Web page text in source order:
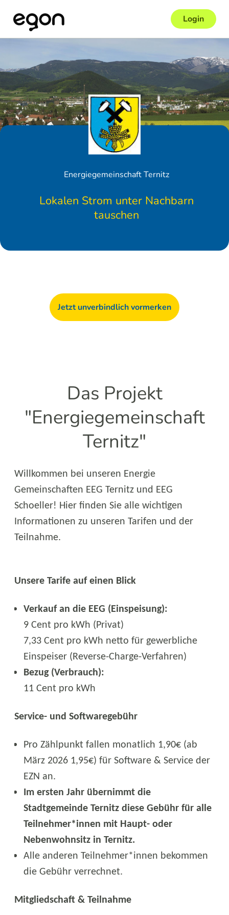
Login
Energiegemeinschaft Ternitz
Lokalen Strom unter Nachbarn
tauschen
Jetzt unverbindlich vormerken
Das Projekt
"Energiegemeinschaft
Ternitz"
Willkommen bei unseren Energie
Gemeinschaften EEG Ternitz und EEG
Schoeller! Hier finden Sie alle wichtigen
Informationen zu unseren Tarifen und der
Teilnahme.
Unsere Tarife auf einen Blick
Verkauf an die EEG (Einspeisung):
9 Cent pro kWh (Privat)
7,33 Cent pro kWh netto für gewerbliche
Einspeiser (Reverse-Charge-Verfahren)
Bezug (Verbrauch):
11 Cent pro kWh
Service- und Softwaregebühr
Pro Zählpunkt fallen monatlich 1,90€ (ab
März 2026 1,95€) für Software & Service der
EZN an.
Im ersten Jahr übernimmt die
Stadtgemeinde Ternitz diese Gebühr für alle
Teilnehmer*innen mit Haupt- oder
Nebenwohnsitz in Ternitz.
Alle anderen Teilnehmer*innen bekommen
die Gebühr verrechnet.
Mitgliedschaft & Teilnahme